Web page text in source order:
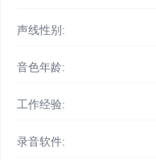
声线性别:
音色年龄:
工作经验:
录音软件: